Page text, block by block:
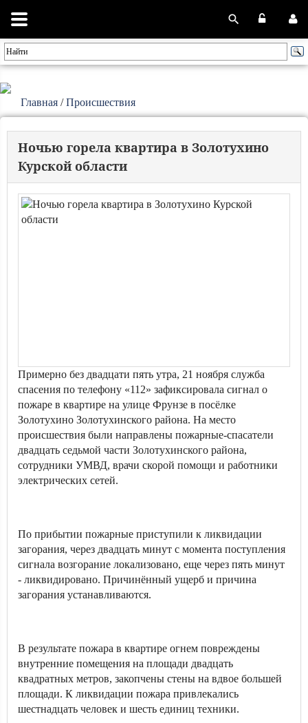
Главная /Происшествия
Ночью горела квартира в Золотухино
Курской области
Примерно без двадцати пять утра, 21 ноября служба
спасения по телефону «112» зафиксировала сигнал о
пожаре в квартире на улице Фрунзе в посёлке
Золотухино Золотухинского района. На место
происшествия были направлены пожарные-спасатели
двадцать седьмой части Золотухинского района,
сотрудники УМВД, врачи скорой помощи и работники
электрических сетей.
По прибытии пожарные приступили к ликвидации
загорания, через двадцать минут с момента поступления
сигнала возгорание локализовано, еще через пять минут
- ликвидировано. Причинённый ущерб и причина
загорания устанавливаются.
В результате пожара в квартире огнем повреждены
внутренние помещения на площади двадцать
квадратных метров, закопчены стены на вдвое большей
площади. К ликвидации пожара привлекались
шестнадцать человек и шесть единиц техники.